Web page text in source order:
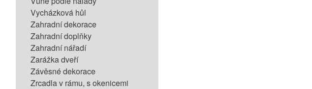
Vycházková hůl
Zahradní dekorace
Zahradní doplňky
Zahradní nářadí
Zarážka dveří
Závěsné dekorace
Zrcadla v rámu, s okenicemi